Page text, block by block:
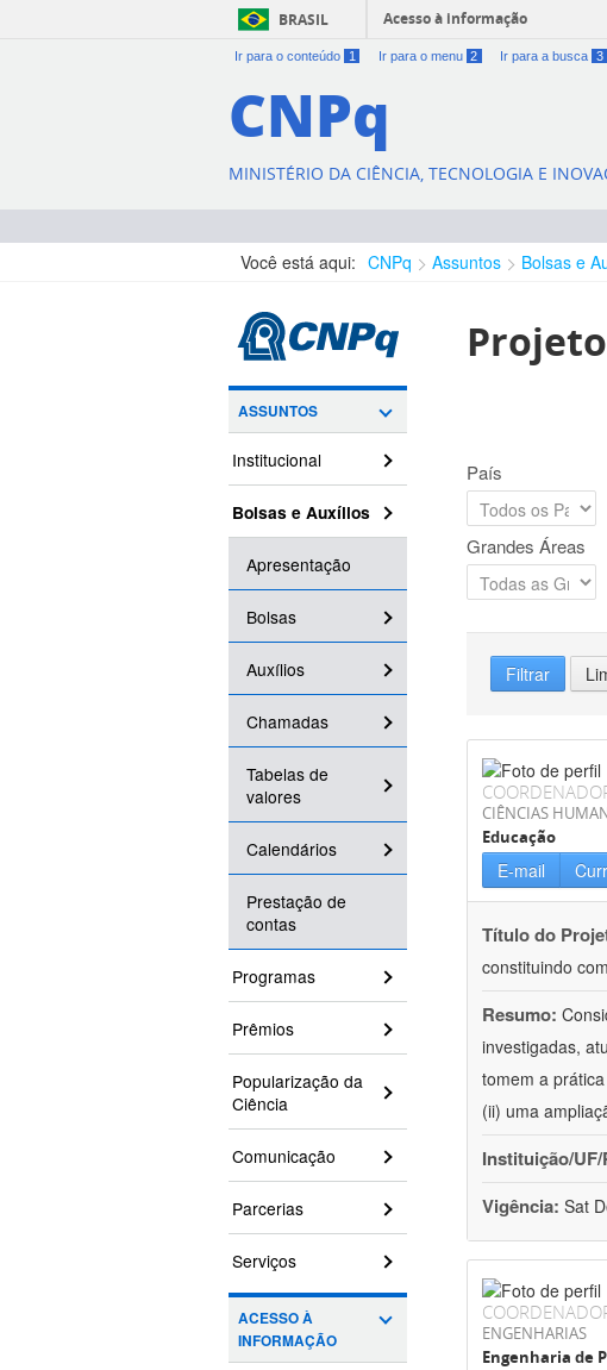
BRASIL Acesso à informação
Ir para o conteúdo 1 Ir para o menu 2 Ir para a busca 3
CNPq
MINISTÉRIO DA CIÊNCIA, TECNOLOGIA E
Você está aqui: CNPq Assuntos Bolsas e
ASSUNTOS
Institucional
Bolsas e Auxílios
Apresentação
Bolsas
Auxílios
Chamadas
Tabelas de
valores
Calendários
Prestação de
contas
Programas
Prêmios
Popularização da
Ciência
Comunicação
Parcerias
Serviços
ACESSO À
INFORMAÇÃO
País
Grandes Áreas
Filtrar
CIÊNCIAS
Educação
E-mail
Título do
constituindo
Resumo:
investigadas,
tomem a
(ii) uma
Instituição/UF/
Vigência: Sat
ENGENHARIAS
Engenharia de